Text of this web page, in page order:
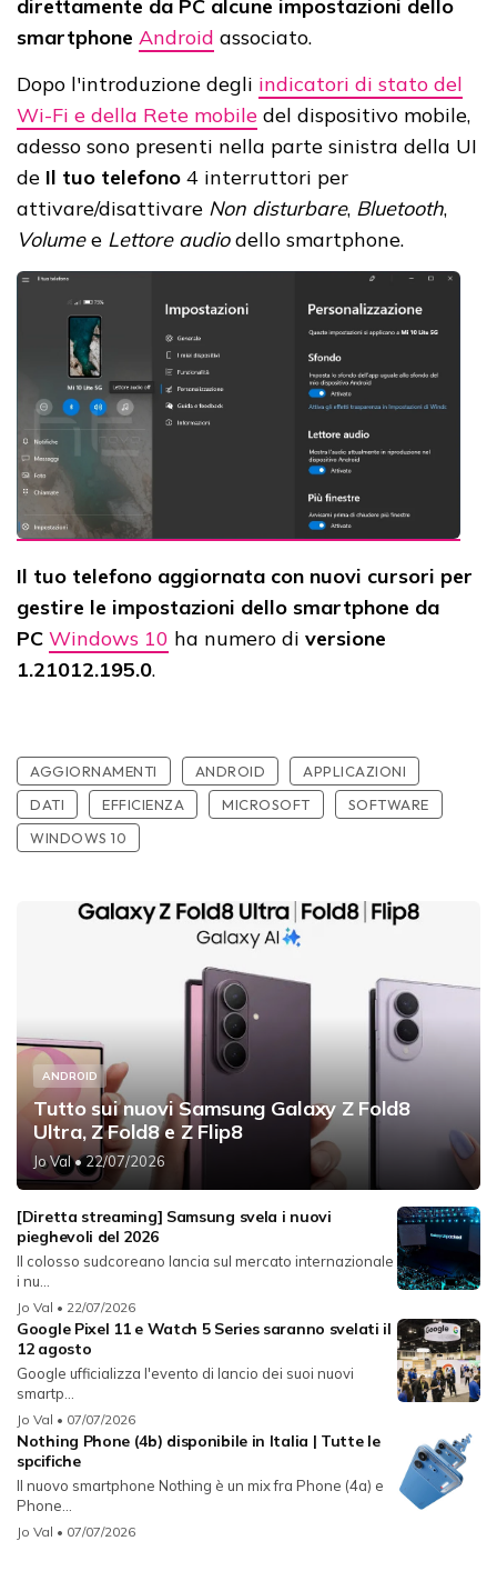
direttamente da PC alcune impostazioni dello
smartphone Android associato.
Dopo l'introduzione degli indicatori di stato del
Wi-Fi e della Rete mobile del dispositivo mobile,
adesso sono presenti nella parte sinistra della UI
de Il tuo telefono 4 interruttori per
attivare/disattivare Non disturbare, Bluetooth,
Volumee Lettore audiodello smartphone.
Il tuo telefono aggiornata con nuovi cursori per
gestire le impostazioni dello smartphone da
PC Windows 10 ha numero di versione
1.21012.195.0.
AGGIORNAMENTI ANDROID
APPLICAZIONI
DATI
EFFICIENZA MICROSOFT
SOFTWARE
WINDOWS 10
ANDROID
Tutto sui nuovi Samsung Galaxy Z Fold8
Ultra, Z Fold8 e Z Flip8
Jo Val• 22/07/2026
[Diretta streaming] Samsung svela i nuovi
pieghevoli del 2026
Il colosso sudcoreano lancia sul mercato internazionale
i nu...
Jo Val • 22/07/2026
Google Pixel 11 e Watch 5 Series saranno svelati il
12 agosto
Google ufficializza l'evento di lancio dei suoi nuovi
smartp...
Jo Val • 07/07/2026
Nothing Phone (4b) disponibile in Italia | Tutte le
spcifiche
Il nuovo smartphone Nothing è un mix fra Phone (4a) e
Phone...
Jo Val • 07/07/2026